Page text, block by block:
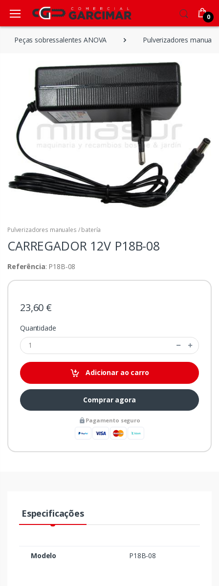
0
Peças sobressalentes ANOVA Pulverizadores
Pulverizadores manuales / batería
CARREGADOR 12V P18B-08
Referência: P18B-08
23,60 €
Quantidade
Adicionar ao carro
Comprar agora
Pagamento seguro
Especificações
Modelo P18B-08